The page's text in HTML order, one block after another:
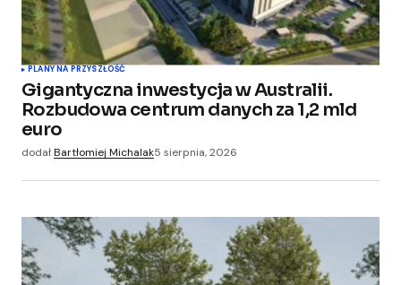
PLANY NA PRZYSZŁOŚĆ
Gigantyczna inwestycja w Australii.
Rozbudowa centrum danych za 1,2 mld
euro
dodałBartłomiej Michalak5 sierpnia, 2026